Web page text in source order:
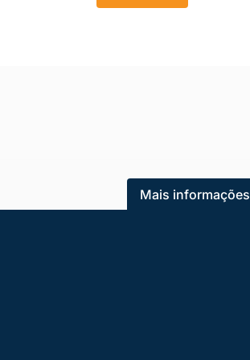
Mais informações